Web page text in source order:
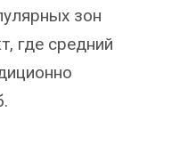
зон
где средний